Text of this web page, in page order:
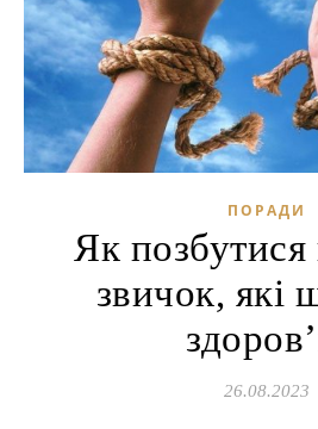
ПОРАДИ
Як
звичок, які
26.08.2023